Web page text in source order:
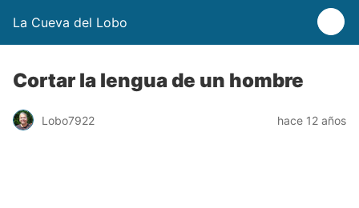
La Cueva del Lobo
Cortar la lengua de un hombre
Lobo7922 hace 12 años